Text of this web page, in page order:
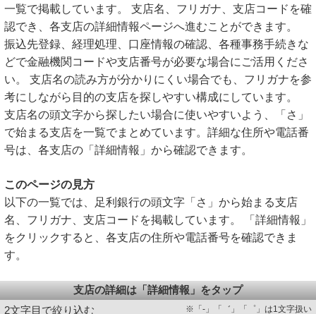
一覧で掲載しています。 支店名、フリガナ、支店コードを確
認でき、各支店の詳細情報ページへ進むことができます。
振込先登録、経理処理、口座情報の確認、各種事務手続きな
どで金融機関コードや支店番号が必要な場合にご活用くださ
い。 支店名の読み方が分かりにくい場合でも、フリガナを参
考にしながら目的の支店を探しやすい構成にしています。
支店名の頭文字から探したい場合に使いやすいよう、「さ」
で始まる支店を一覧でまとめています。詳細な住所や電話番
号は、各支店の「詳細情報」から確認できます。
このページの見方
以下の一覧では、足利銀行の頭文字「さ」から始まる支店
名、フリガナ、支店コードを掲載しています。 「詳細情報」
をクリックすると、各支店の住所や電話番号を確認できま
す。
支店の詳細は「詳細情報」をタップ
2文字目で絞り込む
※「-」「゛」「゜」は1文字扱い